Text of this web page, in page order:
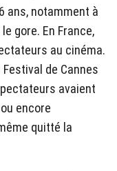
ans, notamment à
gore. En France,
au cinéma.
de Cannes
avaient
encore
quitté la